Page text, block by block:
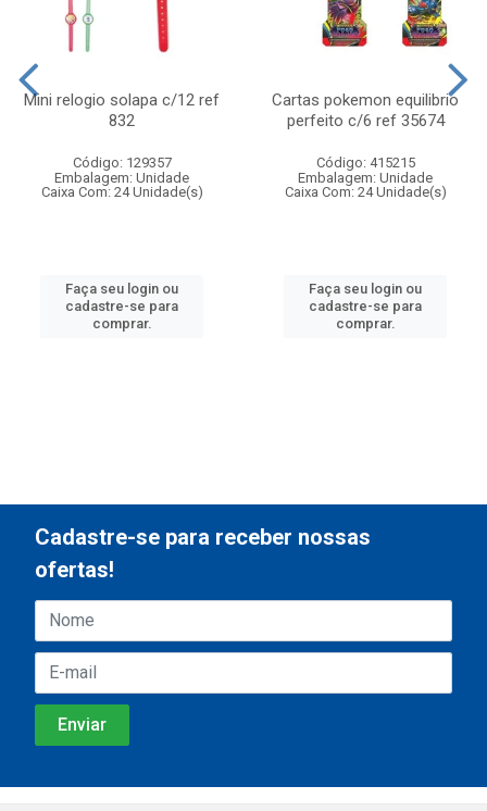
Mini relogio solapa c/12 ref
832
Código: 129357
Embalagem: Unidade
Caixa Com: 24 Unidade(s)
Faça seu login ou
cadastre-se para
comprar.
Cartas pokemon equilibrio
perfeito c/6 ref 35674
Código: 415215
Embalagem: Unidade
Caixa Com: 24 Unidade(s)
Faça seu login ou
cadastre-se para
comprar.
Cadastre-se para receber nossas
ofertas!